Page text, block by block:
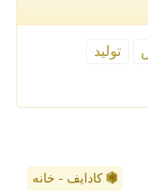
تولید
کادایف - خانه